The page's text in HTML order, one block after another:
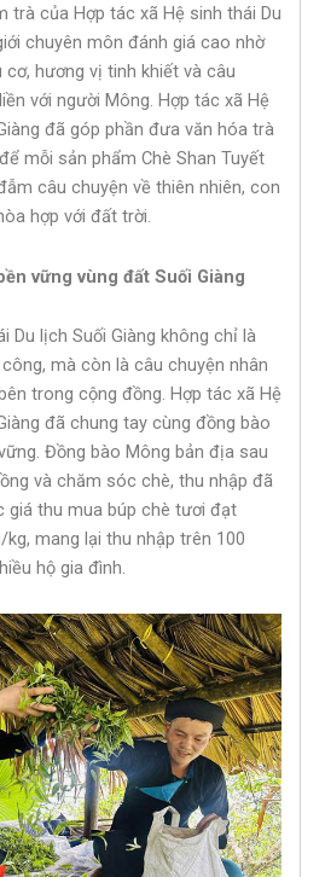
trà của Hợp tác xã Hệ sinh thái Du
chuyên môn đánh giá cao nhờ
hương vị tinh khiết và câu
với người Mông. Hợp tác xã Hệ
đã góp phần đưa văn hóa trà
mỗi sản phẩm Chè Shan Tuyết
câu chuyện về thiên nhiên, con
hợp với đất trời.
vững vùng đất Suối Giàng
Du lịch Suối Giàng không chỉ là
mà còn là câu chuyện nhân
trong cộng đồng. Hợp tác xã Hệ
đã chung tay cùng đồng bào
Đồng bào Mông bản địa sau
và chăm sóc chè, thu nhập đã
giá thu mua búp chè tươi đạt
kg, mang lại thu nhập trên 100
hộ gia đình.